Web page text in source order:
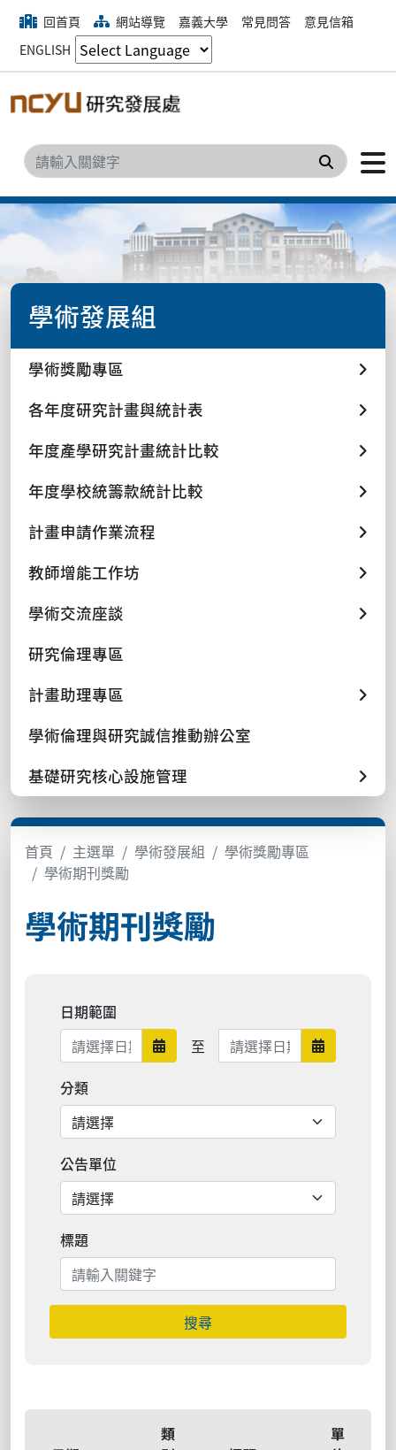
回首頁 網站導覽 嘉義大學 常見問答
意見信箱
ENGLISH
搜尋
學術發展組
學術獎勵專區
各年度研究計畫與統計表
年度產學研究計畫統計比較
年度學校統籌款統計比較
計畫申請作業流程
教師增能工作坊
學術交流座談
研究倫理專區
計畫助理專區
學術倫理與研究誠信推動辦公室
基礎研究核心設施管理
首頁 主選單 學術發展組
學術獎勵專區
學術期刊獎勵
學術期刊獎勵
日期範圍
日期範圍開始
至 日期範圍結束 日期範圍
分類
公告單位
標題
搜尋
類
單